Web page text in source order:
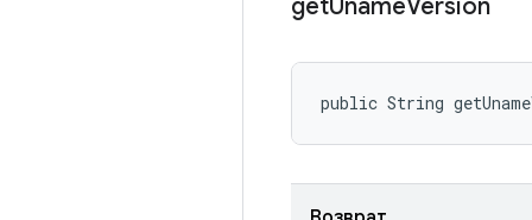
getUnameVersion
public String